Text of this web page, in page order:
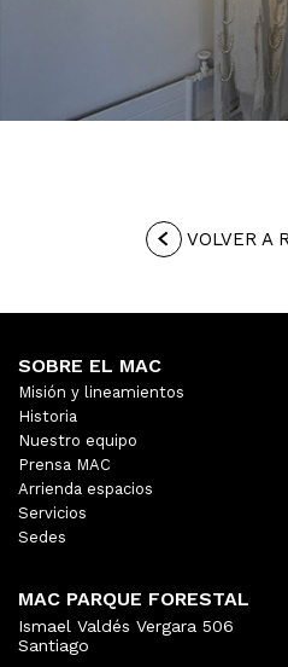
VOLVER A
SOBRE EL MAC
Misión y lineamientos
Historia
Nuestro equipo
Prensa MAC
Arrienda espacios
Servicios
Sedes
MAC PARQUE FORESTAL
Ismael Valdés Vergara 506
Santiago